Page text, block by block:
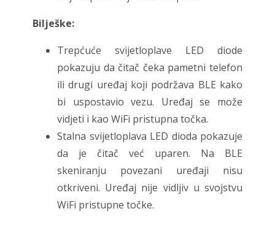
Bilješke:
Trepćuće svijetloplave LED diode
pokazuju da čitač čeka pametni telefon
ili drugi uređaj koji podržava BLE kako
bi uspostavio vezu. Uređaj se može
vidjeti i kao WiFi pristupna točka.
Stalna svijetloplava LED dioda pokazuje
da je čitač već uparen. Na BLE
skeniranju povezani uređaji nisu
otkriveni. Uređaj nije vidljiv u svojstvu
WiFi pristupne točke.